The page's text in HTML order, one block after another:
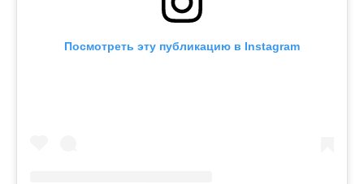
Посмотреть эту публикацию в Instagram